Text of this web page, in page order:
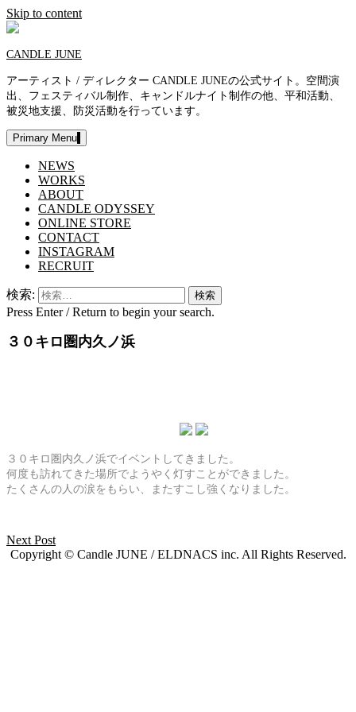
Skip to content
CANDLE JUNE
アーティスト / ディレクター CANDLE JUNEの公式サイト。空間演
出、フェスティバル制作、キャンドルナイト制作の他、平和活動、
被災地支援、防災活動を行っています。
Primary Menu
NEWS
WORKS
ABOUT
CANDLE ODYSSEY
ONLINE STORE
CONTACT
INSTAGRAM
RECRUIT
検索:
Press Enter / Return to begin your search.
３０キロ圏内久ノ浜
３０キロ圏内久ノ浜でイベントしてきました。
何度も訪れてきた場所でようやく灯すことができました。
たくさんの人の涙をもらい、またすこし強くなりました。
Next Post
Copyright © Candle JUNE / ELDNACS inc. All Rights Reserved.